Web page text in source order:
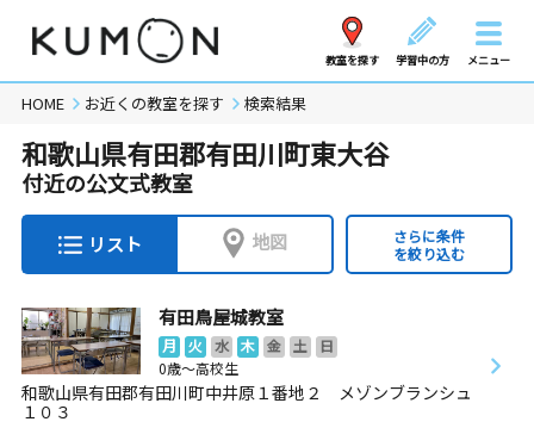
教室を探す 学習中の方 メニュー
HOME お近くの教室を探す 検索結果
和歌山県有田郡有田川町東大谷
付近の公文式教室
リスト 地図
さらに条件
を絞り込む
有田鳥屋城教室
月 火 水 木 金 土
日
0歳～高校生
和歌山県有田郡有田川町中井原１番地２ メゾンブランシュ
１０３